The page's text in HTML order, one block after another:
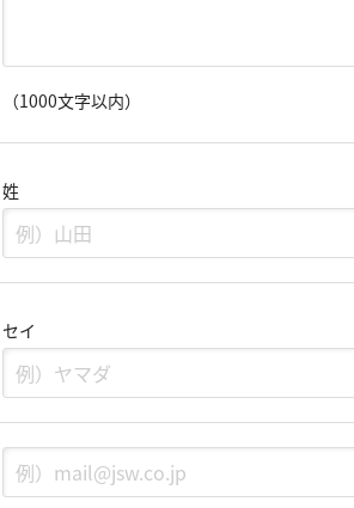
（1000文字以内）
姓
セイ